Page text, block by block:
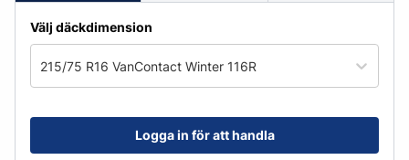
Välj däckdimension
215/75 R16 VanContact Winter 116R
Logga in för att handla